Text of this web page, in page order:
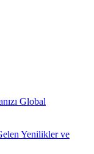
Global
Yenilikler ve